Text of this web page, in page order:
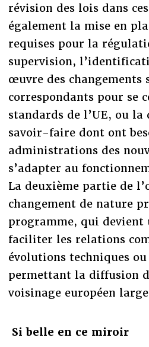
révision des lois dans
également la mise en
requises pour la
supervision,
œuvre des changements
correspondants pour se
standards de l’UE, ou
savoir-faire dont ont
administrations des
s’adapter au
La deuxième partie de
changement de nature
programme, qui
faciliter les relations
évolutions techniques ou
permettant la diffusion
voisinage européen
Si belle en ce miroir